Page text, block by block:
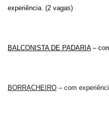
experiência. (2 vagas)
BALCONISTA DE PADARIA–
BORRACHEIRO – com